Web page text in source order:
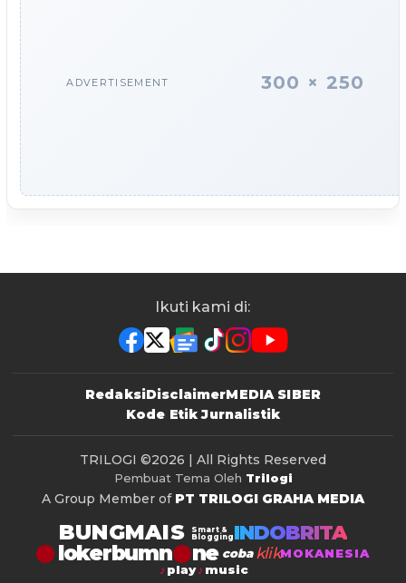
ADVERTISEMENT 300 × 250
Ikuti kami di:
RedaksiDisclaimerMEDIA SIBER
Kode Etik Jurnalistik
TRILOGI ©2026 | All Rights Reserved
Pembuat Tema Oleh Trilogi
A Group Member of PT TRILOGI GRAHA MEDIA
BUNGMAIS
Smart &
Blogging INDOBRITA
lokerbumn coba klikMOKANESIA
play
music